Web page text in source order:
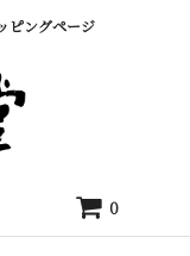
ピングページ
0